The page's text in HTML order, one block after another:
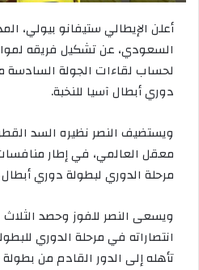
أعلن الإيطالي ستيفانو بيولي،
السعودي، عن تشكيل فريقه
لحساب لقاءات الجولة السادسة
دوري أبطال آسيا للنخبة.
ويستضيف النصر نظيره السد
معقل العالمي، في إطار
مرحلة الدوري لبطولة دوري أبطال
ويسعى النصر للفوز وحصد
انتصاراته في مرحلة الدوري
تأهله إلى الدور القادم من